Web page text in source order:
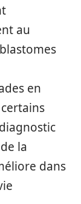
au
en
certains
la
dans